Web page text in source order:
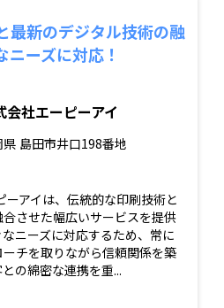
最新のデジタル技術の融
ーズに対応！
会社エーピーアイ
県 島田市井口198番地
アイは、伝統的な印刷技術と
させた幅広いサービスを提供
ニーズに対応するため、常に
チを取りながら信頼関係を築
の綿密な連携を重...